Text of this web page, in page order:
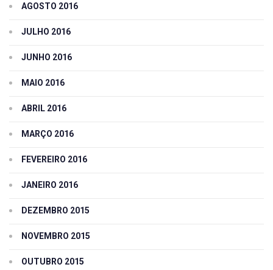
AGOSTO 2016
JULHO 2016
JUNHO 2016
MAIO 2016
ABRIL 2016
MARÇO 2016
FEVEREIRO 2016
JANEIRO 2016
DEZEMBRO 2015
NOVEMBRO 2015
OUTUBRO 2015